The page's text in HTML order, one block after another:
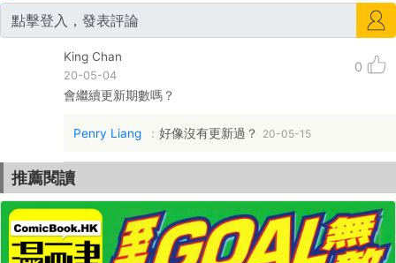
King Chan
20-05-04
0
會繼續更新期數嗎？
Penry Liang 好像沒有更新過？ 20-05-15
推薦閱讀